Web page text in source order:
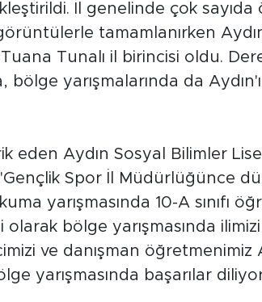
İl genelinde çok sayıda
tamamlanırken
Tunalı il birincisi oldu.
bölge yarışmalarında da
eden Aydın Sosyal Bilimler
Spor İl Müdürlüğünce
yarışmasında 10-A sınıfı
olarak bölge yarışmasında
ve danışman öğretmenimiz
yarışmasında başarılar